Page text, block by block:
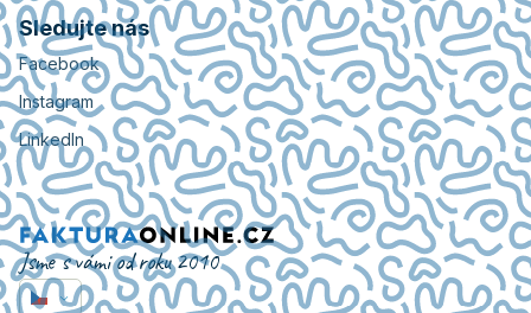
Sledujte nás
Facebook
Instagram
LinkedIn
Jsme s vámi od roku 2010